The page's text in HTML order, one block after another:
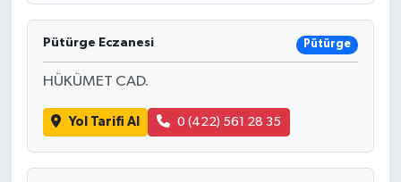
Pütürge Eczanesi Pütürge
HÜKÜMET CAD.
Yol Tarifi Al 0 (422) 561 28 35